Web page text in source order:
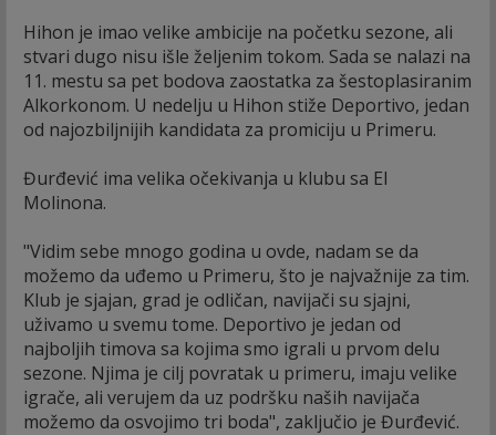
Hihon je imao velike ambicije na početku sezone, ali
stvari dugo nisu išle željenim tokom. Sada se nalazi na
11. mestu sa pet bodova zaostatka za šestoplasiranim
Alkorkonom. U nedelju u Hihon stiže Deportivo, jedan
od najozbiljnijih kandidata za promiciju u Primeru.
Đurđević ima velika očekivanja u klubu sa El
Molinona.
"Vidim sebe mnogo godina u ovde, nadam se da
možemo da uđemo u Primeru, što je najvažnije za tim.
Klub je sjajan, grad je odličan, navijači su sjajni,
uživamo u svemu tome. Deportivo je jedan od
najboljih timova sa kojima smo igrali u prvom delu
sezone. Njima je cilj povratak u primeru, imaju velike
igrače, ali verujem da uz podršku naših navijača
možemo da osvojimo tri boda", zaključio je Đurđević.